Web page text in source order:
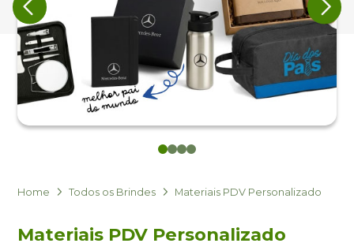
01 23
Home Todos os Brindes Materiais PDV Personalizado
Materiais PDV Personalizado
+55
Eu concordo em receber comunicações.
sua privacidade, utilizaremos seus dados apenas para fins